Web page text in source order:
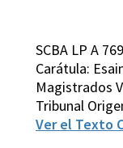
SCBA LP A
Carátula:
Magistrados
Tribunal
Ver el Texto